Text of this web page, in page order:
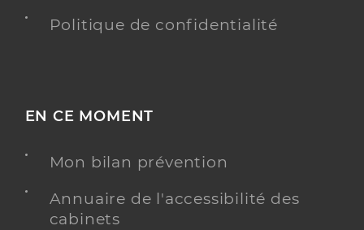
Politique de confidentialité
EN CE MOMENT
Mon bilan prévention
Annuaire de l'accessibilité des
cabinets